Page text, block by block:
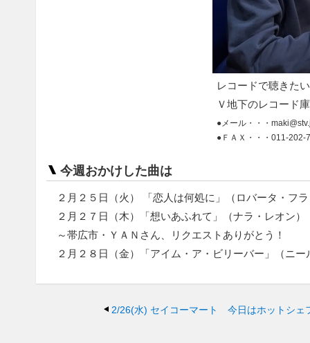
レコードで聴きた
Ｖ地下のレコード
●メール・・・
●ＦＡＸ・・・011-202-
今週おかけした曲は
２月２５日（火） 「恋人は何処に」（ロバータ・フ
２月２７日（木）「想いあふれて」（ナラ・レオン）
～帯広市・ＹＡＮさん、リクエストありがとう！
２月２８日（金）「アイム・ア・ビリーバー」（ニ
2/26(水) セイコーマート 今日はホットシェ